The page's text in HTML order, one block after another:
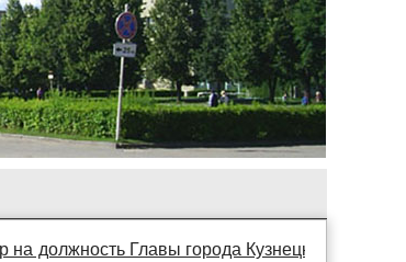
должность Главы города Кузнецка